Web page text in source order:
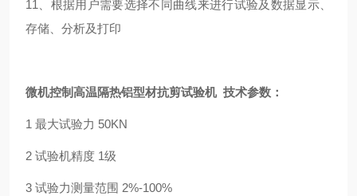
11、根据用户需要选择不同曲线来进行试验及数据显示、
存储、分析及打印
微机控制高温隔热铝型材抗剪试验机 技术参数：
1 最大试验力 50KN
2 试验机精度 1级
3 试验力测量范围 2%-100%